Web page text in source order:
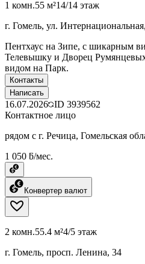
1 комн.55 м²14/14 этаж
г. Гомель, ул.
Пентхаус на Зипе, с шикарным
Телевышку и Дворец
видом на Парк.
Контакты
Написать
16.07.2026 ID 3939562
Контактное лицо
рядом с г. Речица, Гомельская
1 050 ƃ/мес.
Конвертер валют
2 комн.55.4 м²4/5 этаж
г. Гомель, просп. Ленина, 34